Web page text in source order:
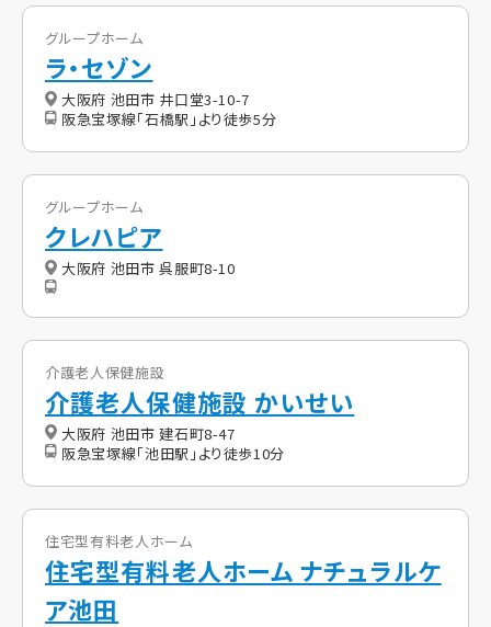
グループホーム
ラ・セゾン
大阪府 池田市 井口堂3-10-7
阪急宝塚線「石橋駅」より徒歩5分
グループホーム
クレハピア
大阪府 池田市 呉服町8-10
介護老人保健施設
介護老人保健施設 かいせい
大阪府 池田市 建石町8-47
阪急宝塚線「池田駅」より徒歩10分
住宅型有料老人ホーム
住宅型有料老人ホーム ナチュラルケ
ア池田